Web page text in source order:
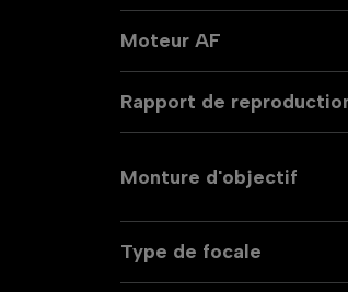
Moteur AF
Rapport de
Monture d'objectif
Type de focale